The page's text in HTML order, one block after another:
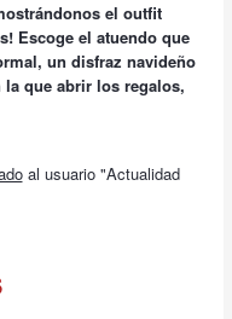
el outfit
Escoge el atuendo que
un disfraz navideño
que abrir los regalos,
al usuario "Actualidad